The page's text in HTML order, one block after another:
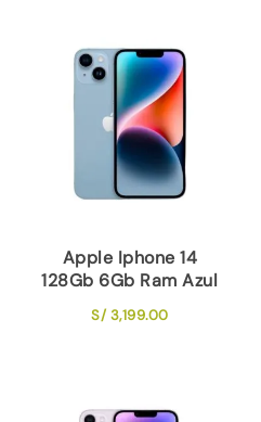
Apple Iphone 14
128Gb 6Gb Ram Azul
S/3,199.00